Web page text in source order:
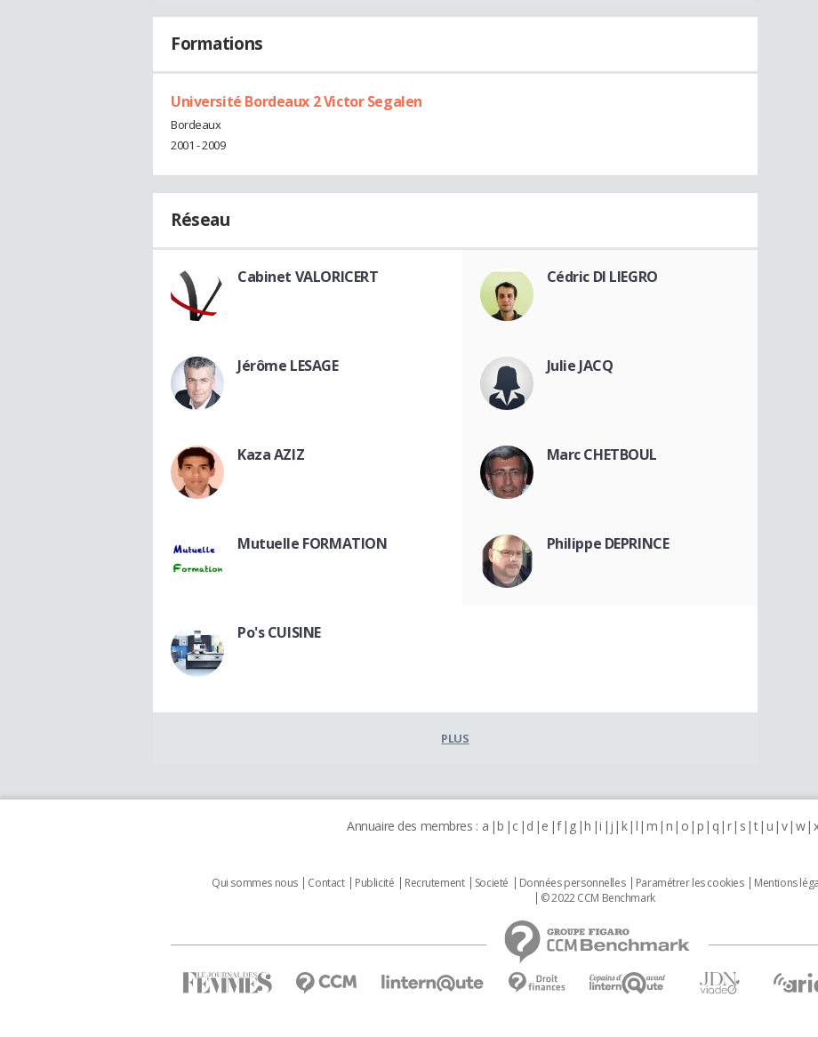
Formations
Université Bordeaux 2 Victor Segalen
Bordeaux
2001 - 2009
Réseau
Cabinet VALORICERT Cédric DI LIEGRO
Jérôme LESAGE Julie JACQ
Kaza AZIZ Marc CHETBOUL
Mutuelle FORMATION Philippe DEPRINCE
Po's CUISINE
PLUS
Annuaire des membres : a b c d e f g h i j k l m n o p q r s t u v w
Qui sommes nous Contact Publicité Recrutement Societé Données personnelles Paramétrer les cookies Mentions
© 2022 CCM Benchmark